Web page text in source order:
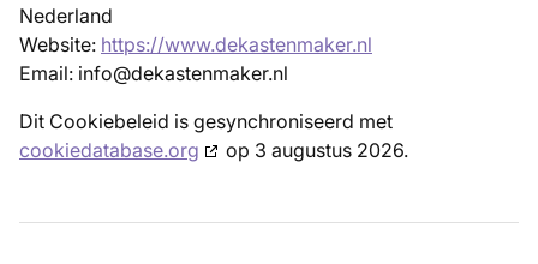
Nederland
Website: https://www.dekastenmaker.nl
Email: info@dekastenmaker.nl
Dit Cookiebeleid is gesynchroniseerd met
cookiedatabase.org
op 3 augustus 2026.